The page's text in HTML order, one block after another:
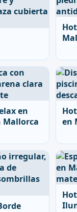
en
Mallorca
en